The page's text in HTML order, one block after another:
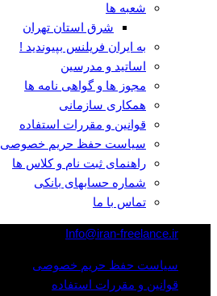
شعبه ها
شرق استان تهران
به ایران فریلنس بپیوندید !
اساتید و مدرسین
مجوز ها و گواهی نامه ها
همکاری سازمانی
قوانین و مقررات استفاده
سیاست حفظ حریم خصوصی
راهنمای ثبت نام و کلاس ها
شماره حسابهای بانکی
تماس با ما
Info@iran-freelance.ir
سیاست حفظ حریم خصوصی
قوانین و مقررات استفاده